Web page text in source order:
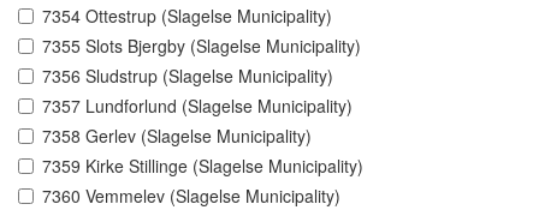
7354 Ottestrup (Slagelse Municipality)
7355 Slots Bjergby (Slagelse Municipality)
7356 Sludstrup (Slagelse Municipality)
7357 Lundforlund (Slagelse Municipality)
7358 Gerlev (Slagelse Municipality)
7359 Kirke Stillinge (Slagelse Municipality)
7360 Vemmelev (Slagelse Municipality)